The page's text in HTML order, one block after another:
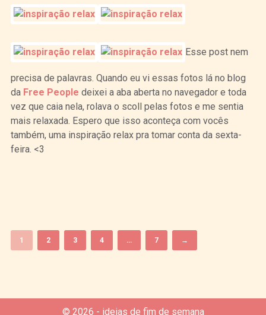
Esse post nem
precisa de palavras. Quando eu vi essas fotos lá no blog
da Free People deixei a aba aberta no navegador e toda
vez que caia nela, rolava o scoll pelas fotos e me sentia
mais relaxada. Espero que isso aconteça com vocês
também, uma inspiração relax pra tomar conta da sexta-
feira. <3
1 2 3 4 … 7 →
© 2026 - ideias de fim de semana